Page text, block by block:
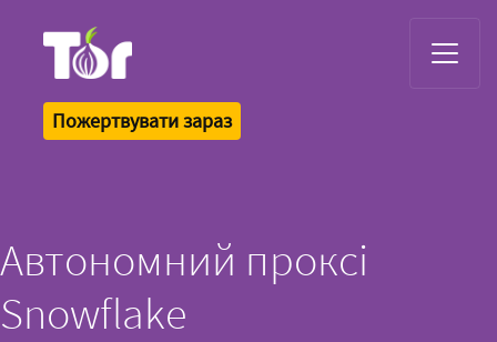
Пожертвувати зараз
Автономний проксі
Snowflake